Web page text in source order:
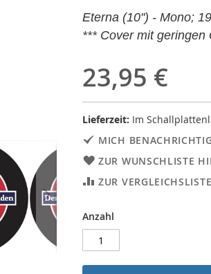
Eterna (10'') - Mono;
*** Cover mit geringen
23,95 €
Lieferzeit: Im
MICH
ZUR WUNSCHLISTE
ZUR
Anzahl